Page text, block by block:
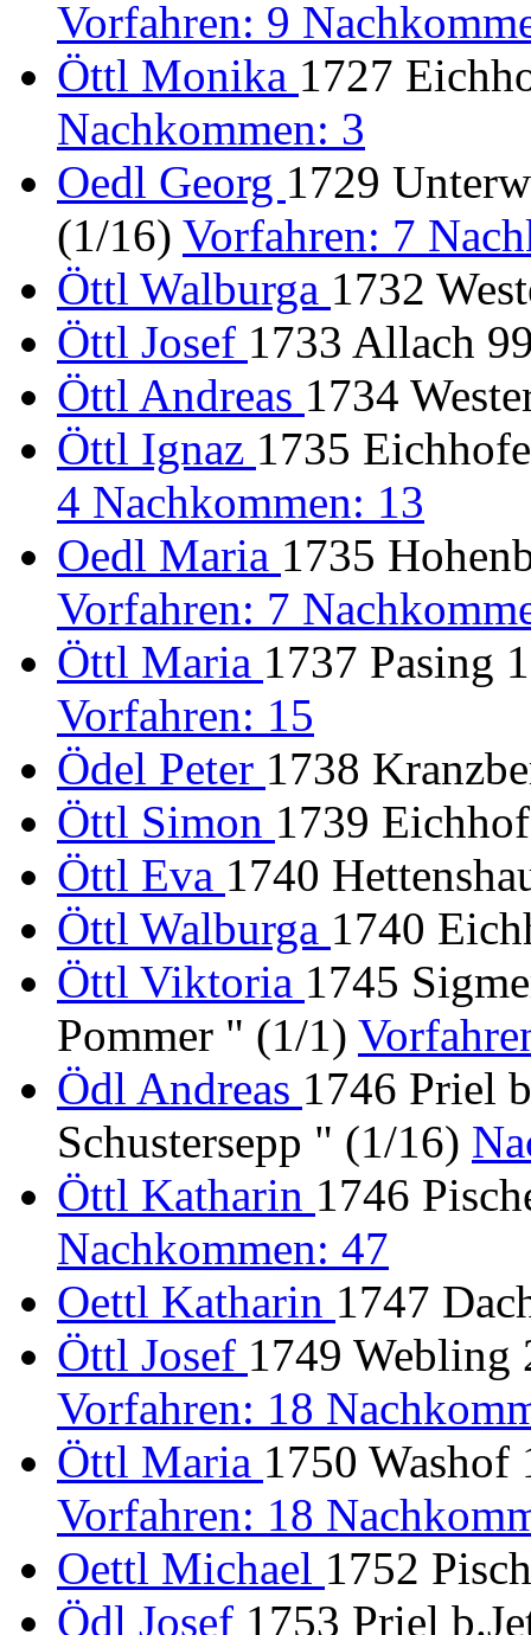
Vorfahren: 9
Öttl Monika 1727
Nachkommen: 3
Oedl Georg 1729
(1/16) Vorfahren: 7
Öttl Walburga 1732
Öttl Josef 1733 Allach
Öttl Andreas 1734
Öttl Ignaz 1735
4 Nachkommen: 13
Oedl Maria 1735
Vorfahren: 7
Öttl Maria 1737 Pasing
Vorfahren: 15
Ödel Peter 1738
Öttl Simon 1739
Öttl Eva 1740
Öttl Walburga 1740
Öttl Viktoria 1745
Pommer " (1/1)
Ödl Andreas 1746 Priel
Schustersepp " (1/16)
Öttl Katharin 1746
Nachkommen: 47
Oettl Katharin 1747
Öttl Josef 1749
Vorfahren: 18
Öttl Maria 1750
Vorfahren: 18
Oettl Michael 1752
Ödl Josef 1753 Priel